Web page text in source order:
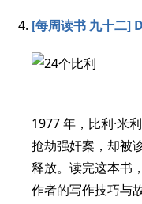
[每周读书 九十二]
1977 年，比利·米
抢劫强奸案，却被
释放。读完这本书
作者的写作技巧与